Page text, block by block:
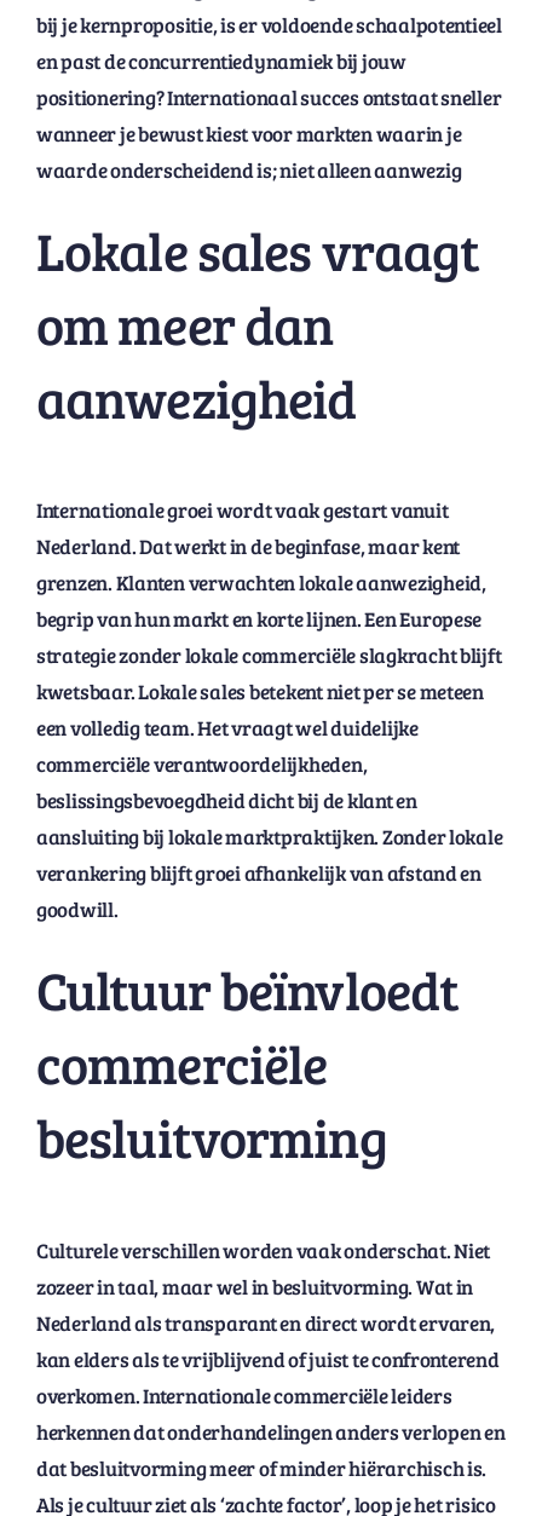
bij je kernpropositie, is er voldoende schaalpotentieel
en past de concurrentiedynamiek bij jouw
positionering? Internationaal succes ontstaat sneller
wanneer je bewust kiest voor markten waarin je
waarde onderscheidend is; niet alleen aanwezig
Lokale sales vraagt
om meer dan
aanwezigheid
Internationale groei wordt vaak gestart vanuit
Nederland. Dat werkt in de beginfase, maar kent
grenzen. Klanten verwachten lokale aanwezigheid,
begrip van hun markt en korte lijnen. Een Europese
strategie zonder lokale commerciële slagkracht blijft
kwetsbaar. Lokale sales betekent niet per se meteen
een volledig team. Het vraagt wel duidelijke
commerciële verantwoordelijkheden,
beslissingsbevoegdheid dicht bij de klant en
aansluiting bij lokale marktpraktijken. Zonder lokale
verankering blijft groei afhankelijk van afstand en
goodwill.
Cultuur beïnvloedt
commerciële
besluitvorming
Culturele verschillen worden vaak onderschat. Niet
zozeer in taal, maar wel in besluitvorming. Wat in
Nederland als transparant en direct wordt ervaren,
kan elders als te vrijblijvend of juist te confronterend
overkomen. Internationale commerciële leiders
herkennen dat onderhandelingen anders verlopen en
dat besluitvorming meer of minder hiërarchisch is.
Als je cultuur ziet als ‘zachte factor’, loop je het risico